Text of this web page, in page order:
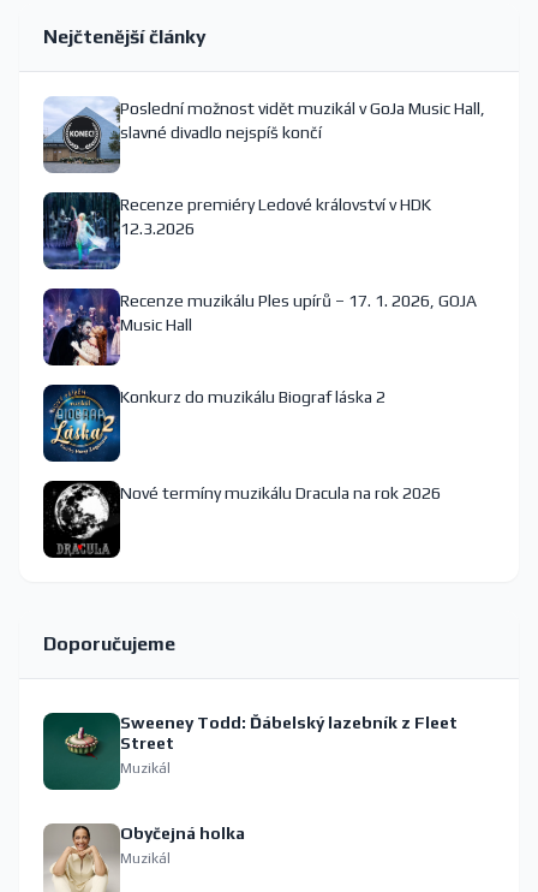
Nejčtenější články
Poslední možnost vidět muzikál v GoJa Music Hall,
slavné divadlo nejspíš končí
Recenze premiéry Ledové království v HDK
12.3.2026
Recenze muzikálu Ples upírů – 17. 1. 2026, GOJA
Music Hall
Konkurz do muzikálu Biograf láska 2
Nové termíny muzikálu Dracula na rok 2026
Doporučujeme
Sweeney Todd: Ďábelský lazebník z Fleet
Street
Muzikál
Obyčejná holka
Muzikál